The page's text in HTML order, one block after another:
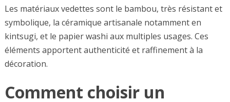
Les matériaux vedettes sont le bambou, très résistant et
symbolique, la céramique artisanale notamment en
kintsugi, et le papier washi aux multiples usages. Ces
éléments apportent authenticité et raffinement à la
décoration.
Comment choisir un